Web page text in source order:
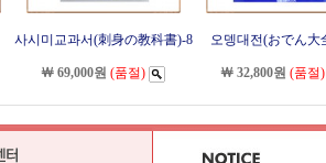
사시미교과서(刺身の教科書)-8
￦ 69,000원 (품절)
오뎅대전(おでん大
￦ 32,800원 (품절)